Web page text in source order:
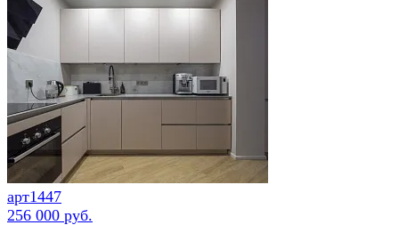
арт1447
256 000 руб.